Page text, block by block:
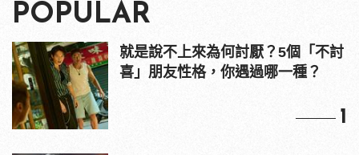
POPULAR
就是說不上來為何討厭？5個「不討
喜」朋友性格，你遇過哪一種？
1